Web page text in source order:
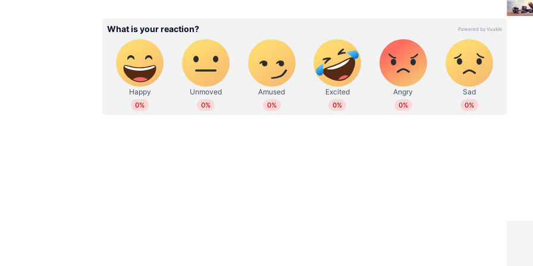
സബ് എഡിറ്റര്‍. ഇംഗ്ലീഷ് സാഹിത്യത്തിൽ ബിരുദവും ജേണലിസത്തില്‍ ബിരുദാനന്തര
ബിരുദവും നേടി. കേരള, ദേശീയ, അന്താരാഷ്ട്ര, ഗൾഫ് വാര്‍ത്തകള്‍,
എന്‍റര്‍ടെയിന്‍മെന്‍റ്, ആരോഗ്യം തുടങ്ങിയ വിഷയങ്ങളില്‍ എഴുതുന്നു. ഏഴ് വര്‍ഷത്തെ
മാധ്യമപ്രവര്‍ത്തന കാലയളവില്‍ നിരവധി ന്യൂസ് സ്‌റ്റോറികള്‍, ഫീച്ചറുകള്‍,
അഭിമുഖങ്ങള്‍, ലേഖനങ്ങള്‍ തുടങ്ങിയവ പ്രസിദ്ധീകരിച്ചു. ഡിജിറ്റല്‍ മീഡിയയിൽ
പ്രവര്‍ത്തനപരിചയം. ഇ മെയില്‍: reshma.vijayan@asianetnews.in